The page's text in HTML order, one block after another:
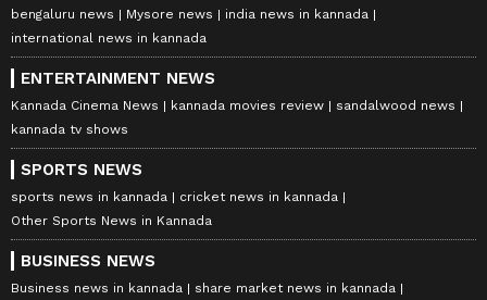
bengaluru news
Mysore news
india news in kannada
international news in kannada
ENTERTAINMENT NEWS
Kannada Cinema News kannada movies review
sandalwood news
kannada tv shows
SPORTS NEWS
sports news in kannada
cricket news in kannada
Other Sports News in Kannada
BUSINESS NEWS
Business news in kannada
share market news in kannada